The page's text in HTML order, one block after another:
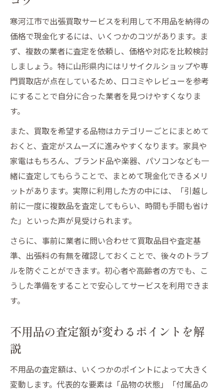
寒河江市で出張買取サービスを利用して不用品を納得の
価格で現金化するには、いくつかのコツがあります。ま
ず、複数の業者に査定を依頼し、価格や対応を比較検討
しましょう。特に山形県内にはリサイクルショップや専
門買取店が点在しているため、口コミやレビューを参考
にすることで自分に合った業者を見つけやすくなりま
す。
また、買取を希望する品物はカテゴリーごとにまとめて
おくと、査定がスムーズに進みやすくなります。家具や
家電はもちろん、ブランド品や楽器、パソコンなども一
緒に査定してもらうことで、まとめて現金化できるメリ
ットがあります。実際に利用した方の中には、「引越し
前に一度に複数品を査定してもらい、時間も手間も省け
た」といった声が見受けられます。
さらに、事前に業者に問い合わせて買取品目や査定基
準、出張料の有無を確認しておくことで、後々のトラブ
ルを防ぐことができます。初心者や高齢者の方でも、こ
うした準備をすることで安心してサービスを利用できま
す。
不用品の査定額が変わるポイントを解
説
不用品の査定額は、いくつかのポイントによって大きく
変動します。代表的な要素は「品物の状態」「付属品の